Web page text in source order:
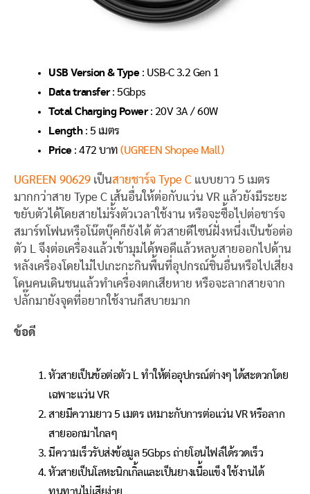
USB Version & Type: USB-C 3.2 Gen 1
Data transfer: 5Gbps
Total Charging Power: 20V 3A / 60W
Length: 5 เมตร
Price : 472 บาท (UGREEN Shopee Mall)
UGREEN 90629 เป็นสายชาร์จ Type C แบบยาว 5 เมตร
มากกว่าสาย Type C เส้นอื่นให้ต่อกับแว่น VR แล้วยังมีระยะ
ขยับตัวได้โดยสายไม่รั้งตัวเวลาใช้งาน หรือจะซื้อไปต่อชาร์จ
สมาร์ทโฟนหรือโน๊ตบุ๊คก็ยังได้ ตัวสายดีไซน์ฝั่งหนึ่งเป็นข้อต่อ
ตัว L จึงต่อเครื่องแล้วเข้ามุมได้พอดีแล้วหลบสายออกไปด้าน
หลังเครื่องโดยไม่ไปเกะกะกินพื้นที่อุปกรณ์ชิ้นอื่นหรือไปเสี่ยง
โดนคนเดินชนแล้วทำเครื่องตกเสียหาย หรือจะลากสายจาก
ปลั๊กมายังจุดที่อยากใช้งานก็สบายมาก
ข้อดี
หัวสายเป็นข้อต่อตัว L ทำให้ต่ออุปกรณ์ต่างๆ ได้สะดวกโดย
เฉพาะแว่น VR
สายมีความยาว 5 เมตร เหมาะกับการต่อแว่น VR หรือลาก
สายออกมาไกลๆ
มีความเร็วรับส่งข้อมูล 5Gbps ถ่ายโอนไฟล์ได้รวดเร็ว
หัวสายเป็นโลหะนิกเกิ้ลและเป็นยางเนื้อแข็ง ใช้งานได้